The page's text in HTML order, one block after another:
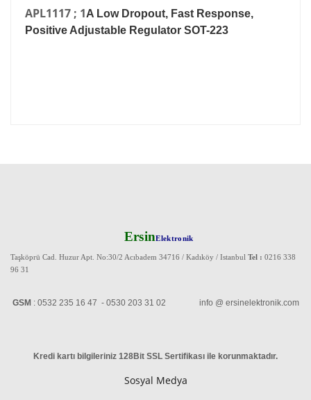
APL1117 ; 1A Low Dropout, Fast Response,
Positive Adjustable Regulator SOT-223
ErsinElektronik
Taşköprü Cad. Huzur Apt. No:30/2 Acıbadem 34716 / Kadıköy / Istanbul Tel : 0216 338
96 31
GSM : 0532 235 16 47 - 0530 203 31 02 info @ ersinelektronik.com
Kredi kartı bilgileriniz 128Bit SSL Sertifikası ile korunmaktadır.
Sosyal Medya